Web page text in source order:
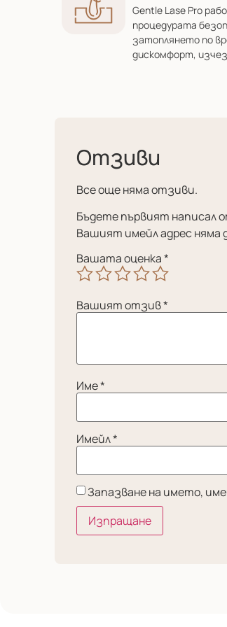
Gentle Lase Pro
процедурата
затоплянето по
дискомфорт,
Отзиви
Все още няма отзиви.
Бъдете първият написал
Вашият имейл адрес няма
Вашата оценка*
Вашият отзив*
Име*
Имейл*
Запазване на името,